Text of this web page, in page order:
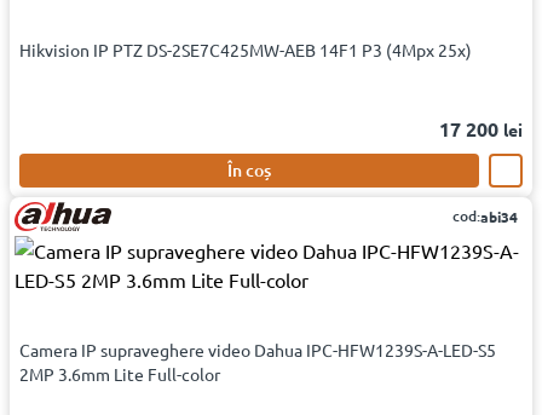
Hikvision IP PTZ DS-2SE7C425MW-AEB 14F1 P3 (4Mpx 25x)
17 200 lei
În coș
cod:abi34
Camera IP supraveghere video Dahua IPC-HFW1239S-A-LED-S5
2MP 3.6mm Lite Full-color